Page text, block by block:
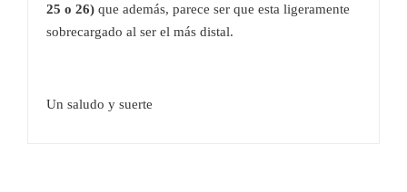
25 o 26) que además, parece ser que esta ligeramente
sobrecargado al ser el más distal.
Un saludo y suerte